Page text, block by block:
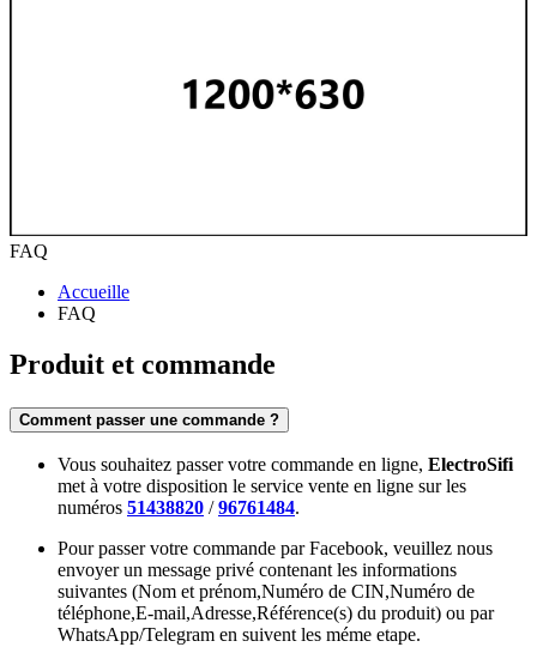
FAQ
Accueille
FAQ
Produit et commande
Comment passer une commande ?
Vous souhaitez passer votre commande en ligne, ElectroSifi
met à votre disposition le service vente en ligne sur les
numéros 51438820 /96761484.
Pour passer votre commande par Facebook, veuillez nous
envoyer un message privé contenant les informations
suivantes (Nom et prénom,Numéro de CIN,Numéro de
téléphone,E-mail,Adresse,Référence(s) du produit) ou par
WhatsApp/Telegram en suivent les méme etape.